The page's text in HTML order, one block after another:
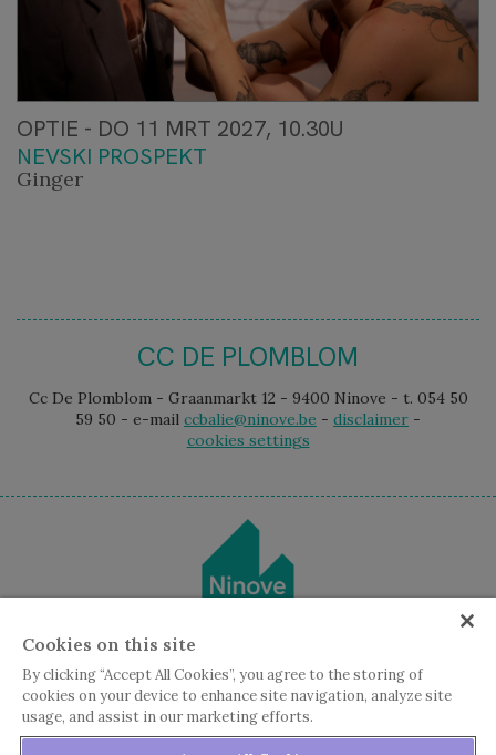
OPTIE - DO 11 MRT 2027, 10.30U
NEVSKI PROSPEKT
Ginger
CC DE PLOMBLOM
Cc De Plomblom - Graanmarkt 12 - 9400 Ninove - t. 054 50
59 50 - e-mail ccbalie@ninove.be - disclaimer -
cookies settings
Cookies on this site
By clicking “Accept All Cookies”, you agree to the storing of
cookies on your device to enhance site navigation, analyze site
usage, and assist in our marketing efforts.